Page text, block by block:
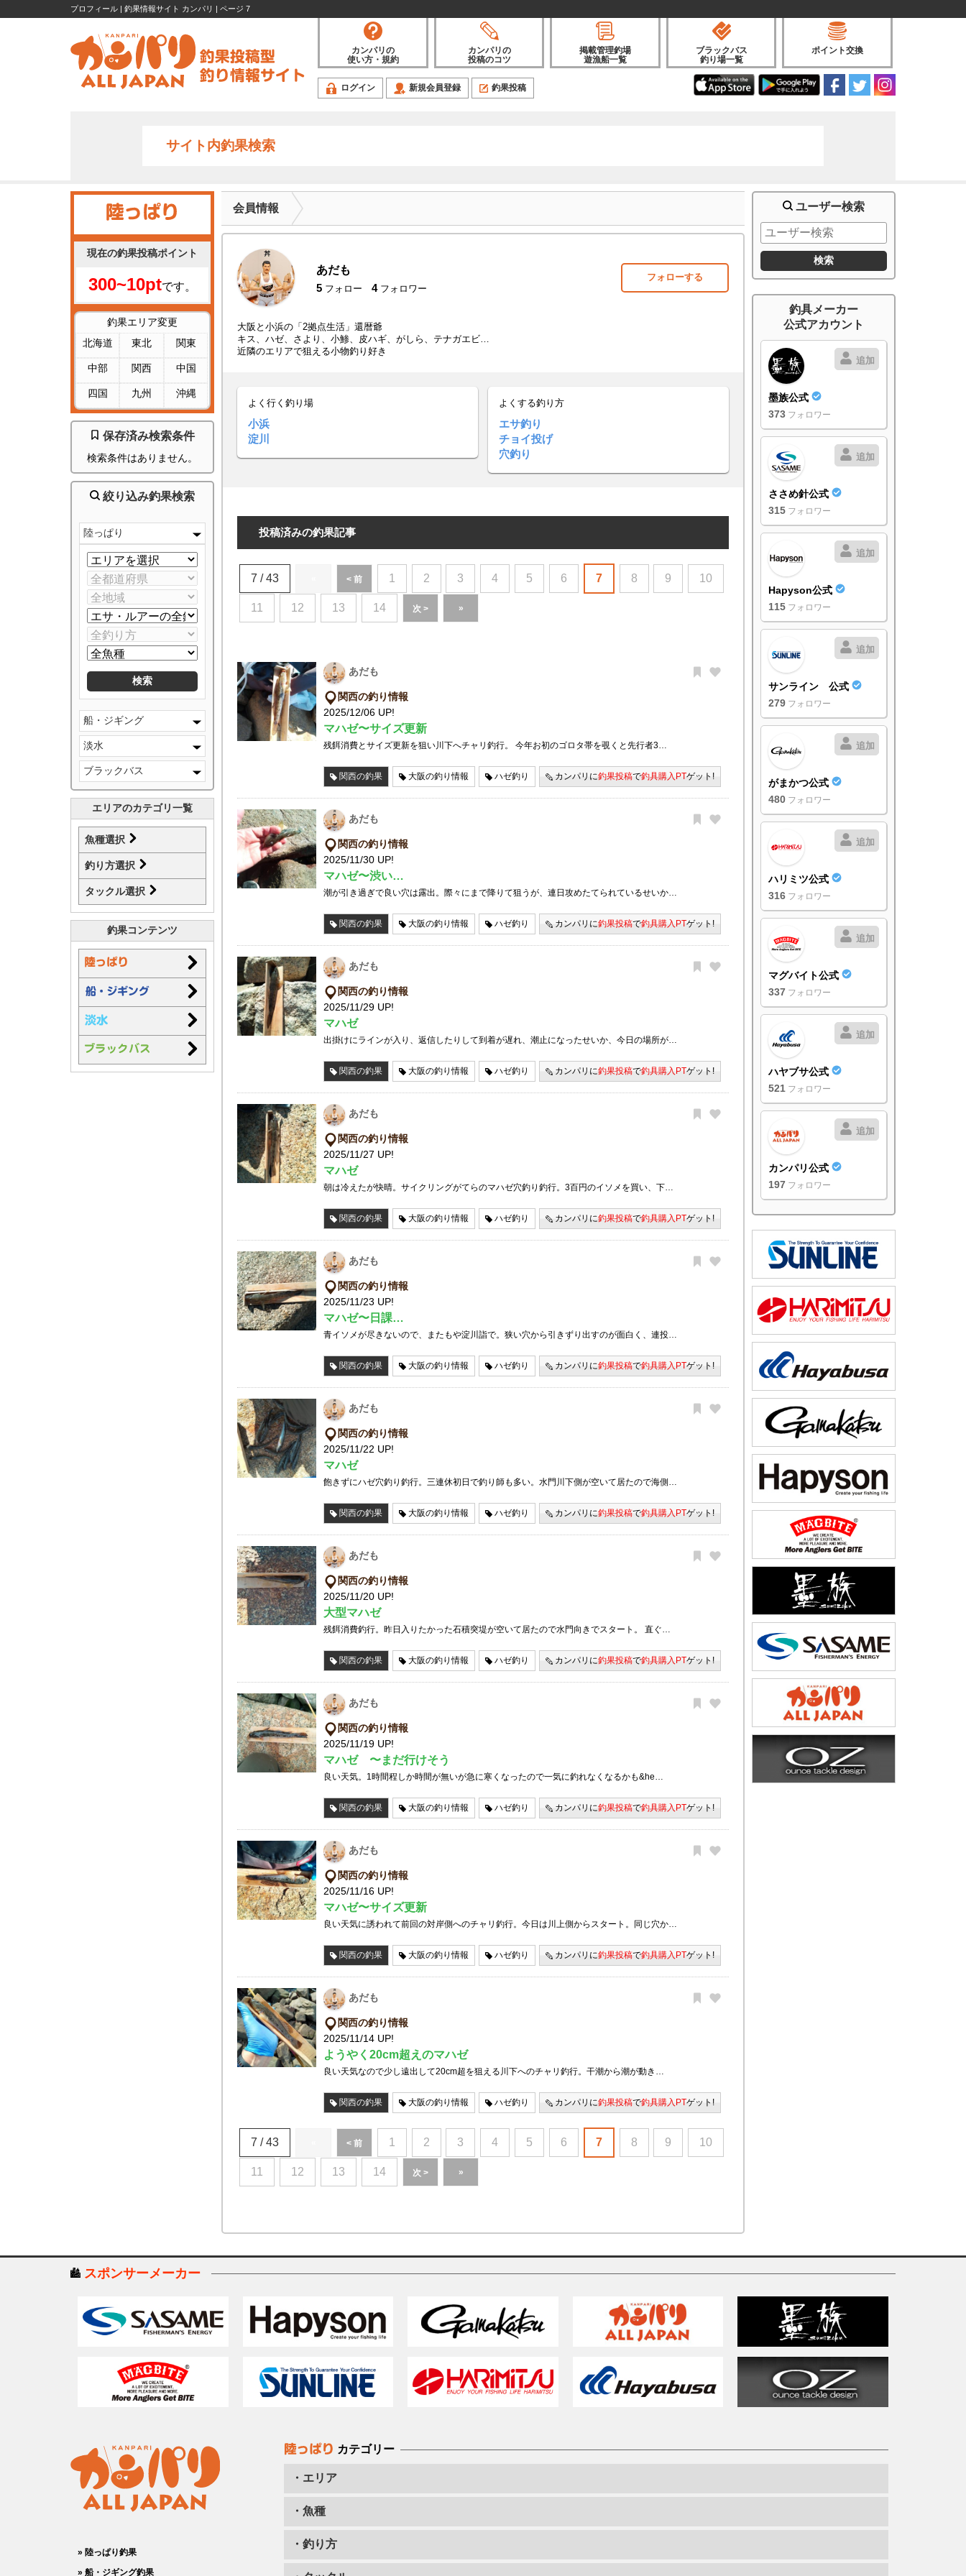
プロフィール | 釣果情報サイト カンパリ | ページ 7
カンパリの
使い方・規約
カンパリの
投稿のコツ
掲載管理釣場
遊漁船一覧
ブラックバス
釣り場一覧
ポイント交換
ログイン 新規会員登録 釣果投稿
サイト内釣果検索
現在の釣果投稿ポイント
300~10ptです。
釣果エリア変更
北海道
東北 関東
中部 関西 中国
四国 九州 沖縄
保存済み検索条件
検索条件はありません。
絞り込み釣果検索
陸っぱり
船・ジギング
淡水
ブラックバス
エリアのカテゴリ一覧
魚種選択
釣り方選択
タックル選択
釣果コンテンツ
会員情報
あだも
5 フォロー 4フォロワー
フォローする
大阪と小浜の「2拠点生活」還暦爺
キス、ハゼ、さより、小鯵、皮ハギ、がしら、テナガエビ…
近隣のエリアで狙える小物釣り好き
よく行く釣り場
小浜
淀川
よくする釣り方
エサ釣り
チョイ投げ
穴釣り
投稿済みの釣果記事
7 / 43 < 前 1 2 3 4 5 6 7 8 9 10
11 12 13 14 次 > »
あだも
関西の釣り情報
2025/12/06 UP!
マハゼ〜サイズ更新
残餌消費とサイズ更新を狙い川下へチャリ釣行。 今年お初のゴロタ帯を覗くと先行者3…
関西の釣果 大阪の釣り情報 ハゼ釣り カンパリに釣果投稿で釣具購入PTゲット!
あだも
関西の釣り情報
2025/11/30 UP!
マハゼ〜渋い…
潮が引き過ぎで良い穴は露出。際々にまで降りて狙うが、連日攻めたてられているせいか…
関西の釣果 大阪の釣り情報 ハゼ釣り カンパリに釣果投稿で釣具購入PTゲット!
あだも
関西の釣り情報
2025/11/29 UP!
マハゼ
出掛けにラインが入り、返信したりして到着が遅れ、潮止になったせいか、今日の場所が…
関西の釣果 大阪の釣り情報 ハゼ釣り カンパリに釣果投稿で釣具購入PTゲット!
あだも
関西の釣り情報
2025/11/27 UP!
マハゼ
朝は冷えたが快晴。サイクリングがてらのマハゼ穴釣り釣行。3百円のイソメを買い、下…
関西の釣果 大阪の釣り情報 ハゼ釣り カンパリに釣果投稿で釣具購入PTゲット!
あだも
関西の釣り情報
2025/11/23 UP!
マハゼ〜日課…
青イソメが尽きないので、またもや淀川詣で。狭い穴から引きずり出すのが面白く、連投…
関西の釣果 大阪の釣り情報 ハゼ釣り カンパリに釣果投稿で釣具購入PTゲット!
あだも
関西の釣り情報
2025/11/22 UP!
マハゼ
飽きずにハゼ穴釣り釣行。三連休初日で釣り師も多い。水門川下側が空いて居たので海側…
関西の釣果 大阪の釣り情報 ハゼ釣り カンパリに釣果投稿で釣具購入PTゲット!
あだも
関西の釣り情報
2025/11/20 UP!
大型マハゼ
残餌消費釣行。昨日入りたかった石積突堤が空いて居たので水門向きでスタート。 直ぐ…
関西の釣果 大阪の釣り情報 ハゼ釣り カンパリに釣果投稿で釣具購入PTゲット!
あだも
関西の釣り情報
2025/11/19 UP!
マハゼ 〜まだ行けそう
良い天気。1時間程しか時間が無いが急に寒くなったので一気に釣れなくなるかも&he…
関西の釣果 大阪の釣り情報 ハゼ釣り カンパリに釣果投稿で釣具購入PTゲット!
あだも
関西の釣り情報
2025/11/16 UP!
マハゼ〜サイズ更新
良い天気に誘われて前回の対岸側へのチャリ釣行。今日は川上側からスタート。同じ穴か…
関西の釣果 大阪の釣り情報 ハゼ釣り カンパリに釣果投稿で釣具購入PTゲット!
あだも
関西の釣り情報
2025/11/14 UP!
ようやく20cm超えのマハゼ
良い天気なので少し遠出して20cm超を狙える川下へのチャリ釣行。干潮から潮が動き…
関西の釣果 大阪の釣り情報 ハゼ釣り カンパリに釣果投稿で釣具購入PTゲット!
7 / 43 < 前 1 2 3 4 5 6 7 8 9 10
11 12 13 14 次 > »
ユーザー検索
釣具メーカー
公式アカウント
追加
墨族公式
373 フォロワー
追加
ささめ針公式
315 フォロワー
追加
Hapyson公式
115 フォロワー
追加
サンライン 公式
279 フォロワー
追加
がまかつ公式
480 フォロワー
追加
ハリミツ公式
316 フォロワー
追加
マグバイト公式
337 フォロワー
追加
ハヤブサ公式
521 フォロワー
追加
カンパリ公式
197 フォロワー
スポンサーメーカー
» 陸っぱり釣果
» 船・ジギング釣果
カテゴリー
・エリア
・魚種
・釣り方